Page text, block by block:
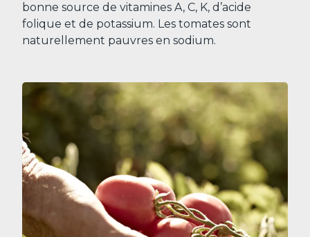
bonne source de vitamines A, C, K, d’acide
folique et de potassium. Les tomates sont
naturellement pauvres en sodium.